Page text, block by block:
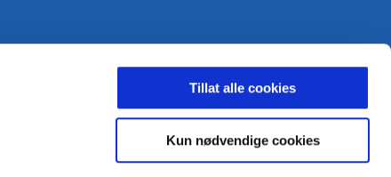
Tillat alle cookies
Kun nødvendige cookies